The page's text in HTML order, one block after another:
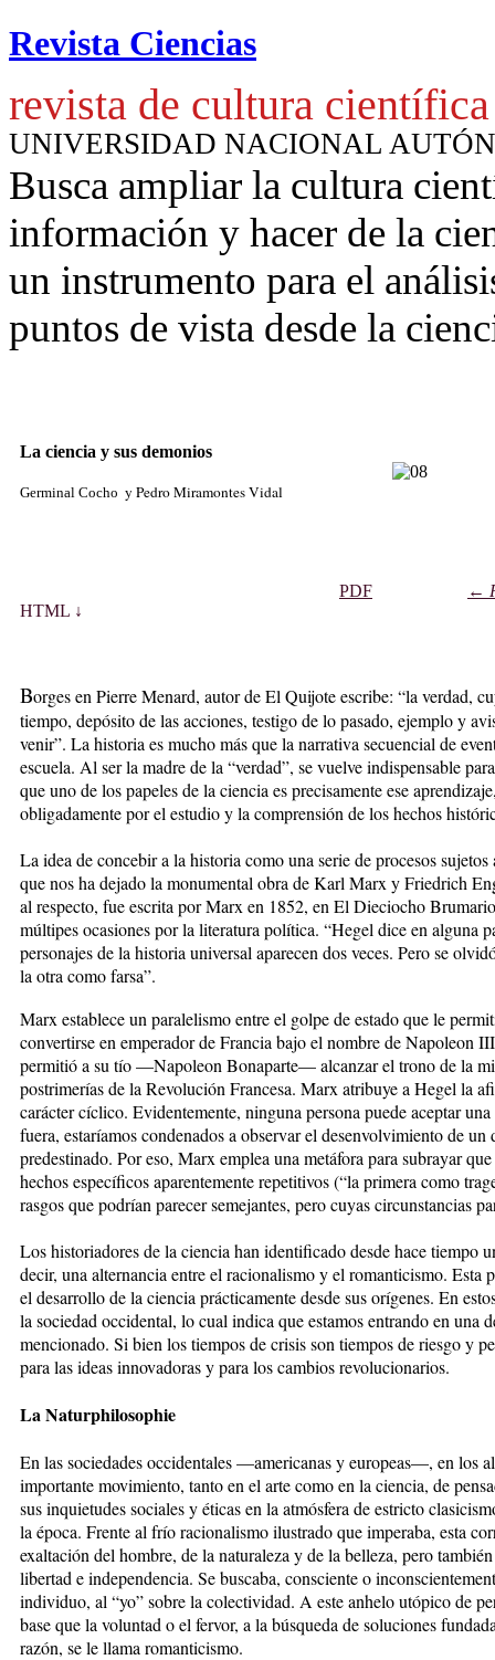
Revista Ciencias
revista de cultura científica
UNIVERSIDAD NACIONAL
Busca ampliar la cultura
información y hacer de la
un instrumento para el
puntos de vista desde la
La ciencia y sus demonios
Germinal Cocho y Pedro Miramontes Vidal
HTML ↓
PDF ←
Borges en Pierre Menard, autor de El Quijote escribe: “la verdad,
tiempo, depósito de las acciones, testigo de lo pasado, ejemplo y
venir”. La historia es mucho más que la narrativa secuencial de
escuela. Al ser la madre de la “verdad”, se vuelve indispensable
que uno de los papeles de la ciencia es precisamente ese
obligadamente por el estudio y la comprensión de los hechos
La idea de concebir a la historia como una serie de procesos sujetos
que nos ha dejado la monumental obra de Karl Marx y Friedrich
al respecto, fue escrita por Marx en 1852, en El Dieciocho
múltipes ocasiones por la literatura política. “Hegel dice en alguna
personajes de la historia universal aparecen dos veces. Pero se
la otra como farsa”.
Marx establece un paralelismo entre el golpe de estado que le
convertirse en emperador de Francia bajo el nombre de Napoleon
permitió a su tío —Napoleon Bonaparte— alcanzar el trono de la
postrimerías de la Revolución Francesa. Marx atribuye a Hegel la
carácter cíclico. Evidentemente, ninguna persona puede aceptar
fuera, estaríamos condenados a observar el desenvolvimiento de
predestinado. Por eso, Marx emplea una metáfora para subrayar
hechos específicos aparentemente repetitivos (“la primera como
rasgos que podrían parecer semejantes, pero cuyas circunstancias
Los historiadores de la ciencia han identificado desde hace tiempo
decir, una alternancia entre el racionalismo y el romanticismo. Esta
el desarrollo de la ciencia prácticamente desde sus orígenes. En
la sociedad occidental, lo cual indica que estamos entrando en una
mencionado. Si bien los tiempos de crisis son tiempos de riesgo y
para las ideas innovadoras y para los cambios revolucionarios.
La Naturphilosophie
En las sociedades occidentales —americanas y europeas—, en los
importante movimiento, tanto en el arte como en la ciencia, de
sus inquietudes sociales y éticas en la atmósfera de estricto
la época. Frente al frío racionalismo ilustrado que imperaba, esta
exaltación del hombre, de la naturaleza y de la belleza, pero
libertad e independencia. Se buscaba, consciente o
individuo, al “yo” sobre la colectividad. A este anhelo utópico de
base que la voluntad o el fervor, a la búsqueda de soluciones
razón, se le llama romanticismo.